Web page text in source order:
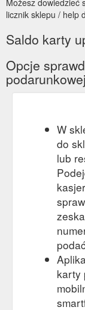
licznik sklepu / help
Saldo karty
Opcje
podarunkowej
W
do
lub
karty